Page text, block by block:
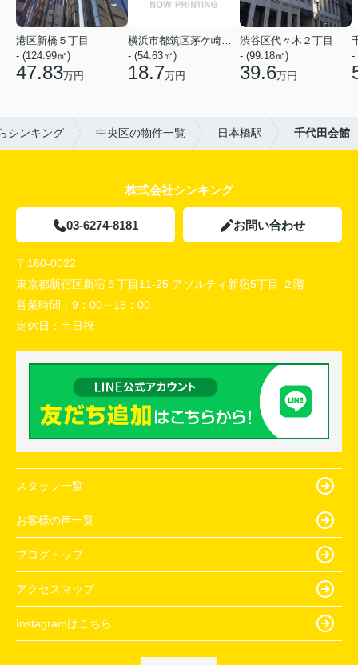
港区新橋５丁目
- (124.99㎡)
47.83万円
横浜市都筑区茅ケ崎中央
- (54.63㎡)
18.7万円
渋谷区代々木２丁目
- (99.18㎡)
39.6万円
-
シンキング 中央区の物件一覧 日本橋駅 千代田会館
株式会社シンキング
03-6274-8181 お問い合わせ
〒160-0022
東京都新宿区新宿５丁目11-25 アソルティ新宿5丁目 ２階
営業時間： 9：00～18：00
定休日： 土日祝
スタッフ一覧
お客様の声一覧
ブログトップ
アクセスマップ
Instagramはこちら